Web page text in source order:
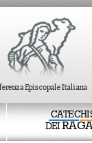
DEI